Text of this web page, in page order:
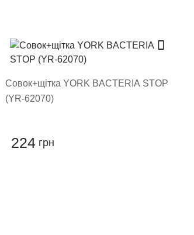
Совок+щітка YORK BACTERIA STOP
(YR-62070)
224 грн